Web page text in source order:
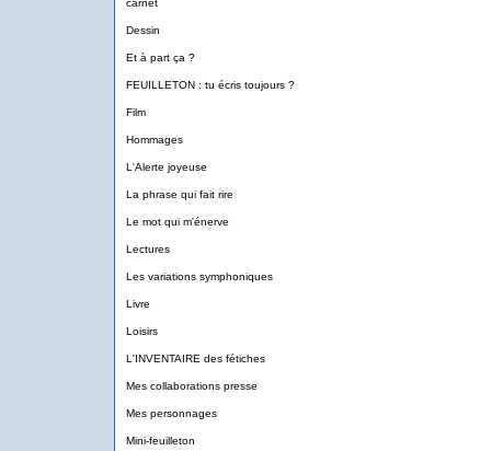
carnet
Dessin
Et à part ça ?
FEUILLETON : tu écris toujours ?
Film
Hommages
L'Alerte joyeuse
La phrase qui fait rire
Le mot qui m'énerve
Lectures
Les variations symphoniques
Livre
Loisirs
L'INVENTAIRE des fétiches
Mes collaborations presse
Mes personnages
Mini-feuilleton